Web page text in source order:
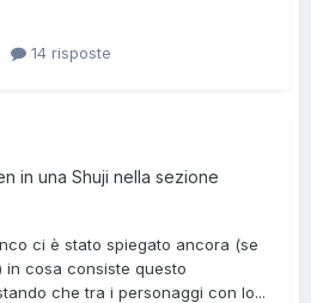
14 risposte
in una Shuji nella sezione
ci è stato spiegato ancora (se
in cosa consiste questo
che tra i personaggi con lo...